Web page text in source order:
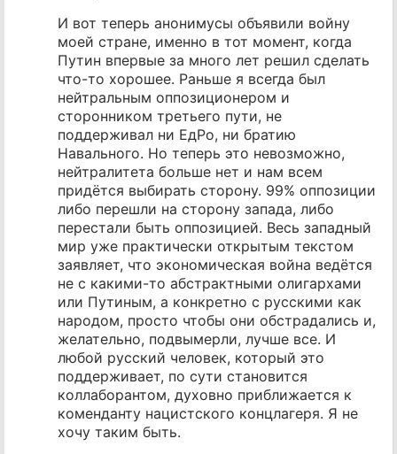
И вот теперь анонимусы объявили войну
моей стране, именно в тот момент, когда
Путин впервые за много лет решил сделать
что-то хорошее. Раньше я всегда был
нейтральным оппозиционером и
сторонником третьего пути, не
поддерживал ни ЕдРо, ни братию
Навального. Но теперь это невозможно,
нейтралитета больше нет и нам всем
придётся выбирать сторону. 99% оппозиции
либо перешли на сторону запада, либо
перестали быть оппозицией. Весь западный
мир уже практически открытым текстом
заявляет, что экономическая война ведётся
не с какими-то абстрактными олигархами
или Путиным, а конкретно с русскими как
народом, просто чтобы они обстрадались и,
желательно, подвымерли, лучше все. И
любой русский человек, который это
поддерживает, по сути становится
коллаборантом, духовно приближается к
коменданту нацистского концлагеря. Я не
хочу таким быть.